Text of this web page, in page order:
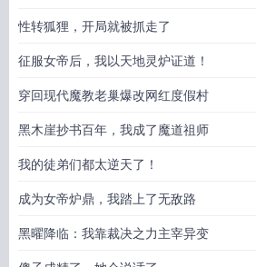
性转狐狸，开局就被抓走了
征服女帝后，我以天地灵炉证道！
穿回现代魔教老巢爆改网红度假村
黑木崖抄书百年，我成了魔道祖师
我的徒弟们都太逆天了！
成为女帝炉鼎，我踏上了无敌路
黑曜降临：我靠裁决之力主宰异变